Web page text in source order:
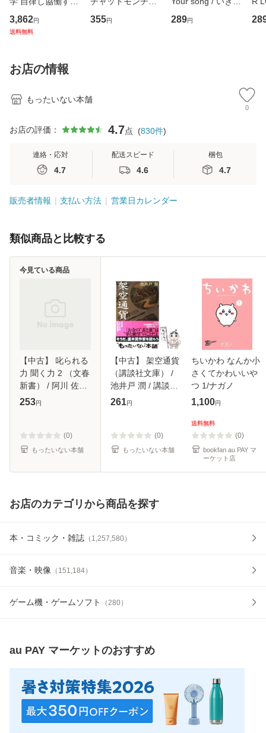
専門職の看護マネ
ジメントスキル 改
恵 藤本幸三 / 南江
堂 [単行
3,862円
送料無料
キューンレコード
[CD]【メール便送
355円
のがかり / [CD]
【メール便送料無
289円
産
お店の情報
もったいない本舗
0
お店の評価： 4.7点 (830件)
連絡・応対
4.7
配送スピード
4.6
梱包
4.7
販売者情報 支払い方法 営業日カレンダー
類似商品と比較する
【中古】 叱られる
力 聞く力 2 （文春
新書） / 阿川 佐和
子 / 文藝春秋 [新
253円
(0)
もったいない本舗
今見ている商品
【中古】 架空通貨
（講談社文庫） /
池井戸 潤 / 講談社
[文庫]【メール便送
261円
(0)
もったいない本舗
ちいかわ なんか小
さくてかわいいや
つ 1/ナガノ
1,100円
送料無料
(0)
bookfan au PAY マ
ーケット店
お店のカテゴリから商品を探す
本・コミック・雑誌 （ 1,257,580）
音楽・映像 （ 151,184）
ゲーム機・ゲームソフト （280）
au PAY マーケットのおすすめ